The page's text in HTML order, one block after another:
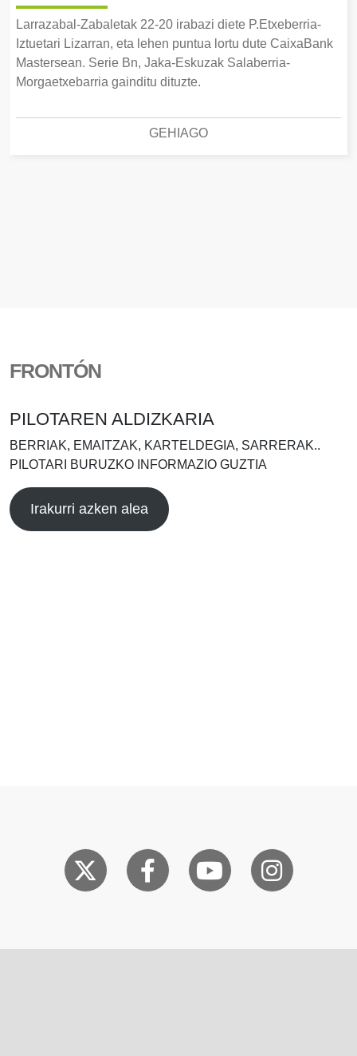
Larrazabal-Zabaletak 22-20 irabazi diete P.Etxeberria-
Iztuetari Lizarran, eta lehen puntua lortu dute CaixaBank
Mastersean. Serie Bn, Jaka-Eskuzak Salaberria-
Morgaetxebarria gainditu dituzte.
GEHIAGO
FRONTÓN
PILOTAREN ALDIZKARIA
BERRIAK, EMAITZAK, KARTELDEGIA, SARRERAK..
PILOTARI BURUZKO INFORMAZIO GUZTIA
Irakurri azken alea